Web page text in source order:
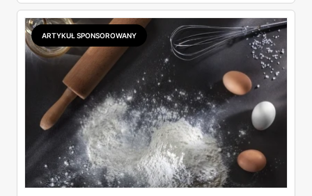
2,99 zł za kilogram, ale wyłącznie w sobotę z aplikacją. Aldi
odpowiada masłem za 2,99 zł. Werdykt w skrócie:
najwięcej wyciśniesz z Biedronki, po świeże warzywa jedź
do Aldi.
ARTYKUŁ SPONSOROWANY